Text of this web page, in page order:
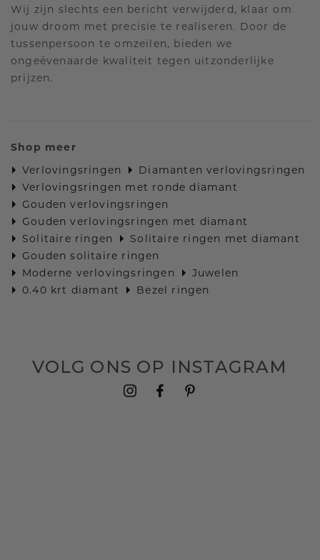
Wij zijn slechts een bericht verwijderd, klaar om
jouw droom met precisie te realiseren. Door de
tussenpersoon te omzeilen, bieden we
ongeëvenaarde kwaliteit tegen uitzonderlijke
prijzen.
Shop meer
Verlovingsringen
Diamanten verlovingsringen
Verlovingsringen met ronde diamant
Gouden verlovingsringen
Gouden verlovingsringen met diamant
Solitaire ringen
Solitaire ringen met diamant
Gouden solitaire ringen
Moderne verlovingsringen
Juwelen
0.40 krt diamant
Bezel ringen
VOLG ONS OP INSTAGRAM